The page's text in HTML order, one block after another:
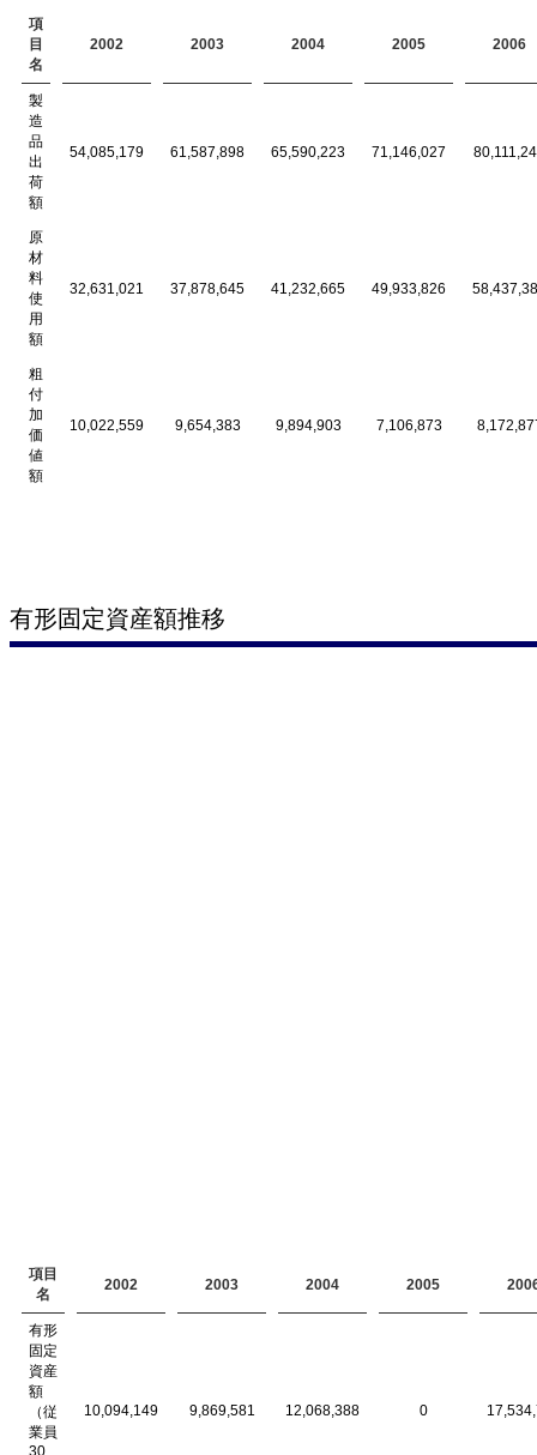
項
目
名
2002 2003 2004 2005 2006
製
造
品
出
荷
額
54,085,179 61,587,898 65,590,223 71,146,027
原
材
料
使
用
額
32,631,021 37,878,645 41,232,665 49,933,826
粗
付
加
価
値
額
10,022,559 9,654,383 9,894,903 7,106,873
有形固定資産額推移
項目
名
2002 2003 2004 2005
有形
固定
資産
額
（従
業員
10,094,149 9,869,581 12,068,388 0